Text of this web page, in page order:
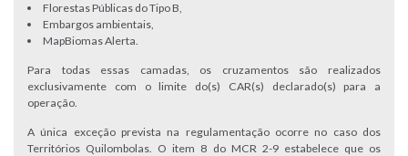
Florestas Públicas do Tipo B,
Embargos ambientais,
MapBiomas Alerta.
Para todas essas camadas, os cruzamentos são realizados
exclusivamente com o limite do(s) CAR(s) declarado(s) para a
operação.
A única exceção prevista na regulamentação ocorre no caso dos
Territórios Quilombolas. O item 8 do MCR 2-9 estabelece que os